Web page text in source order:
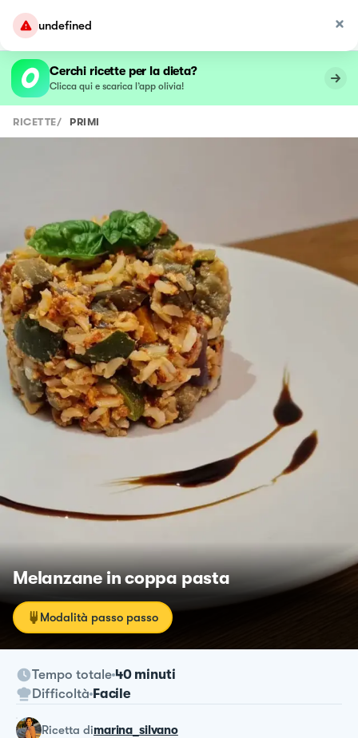
undefined
Cerchi ricette per la dieta?
Clicca qui e scarica l’app olivia!
RICETTE/ PRIMI
Melanzane in coppa pasta
Modalità passo passo
Tempo totale 40 minuti
Difficoltà Facile
ricetta dimarina_silvano